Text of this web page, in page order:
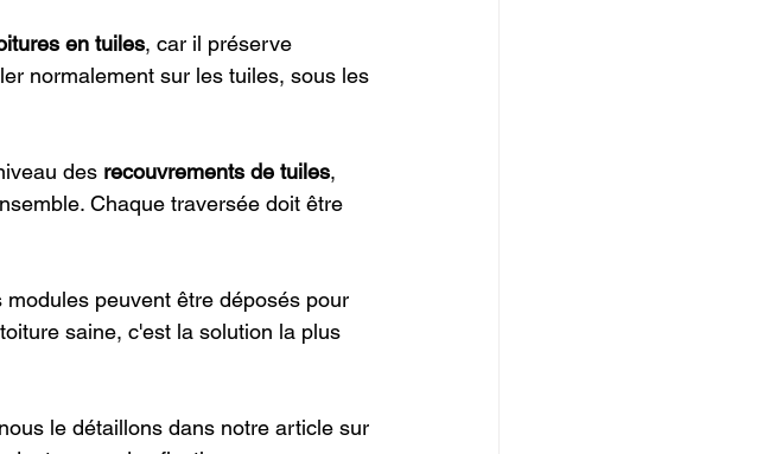
en tuiles, car il préserve
normalement sur les tuiles, sous les
des recouvrements de tuiles,
Chaque traversée doit être
modules peuvent être déposés pour
saine, c'est la solution la plus
le détaillons dans notre article sur